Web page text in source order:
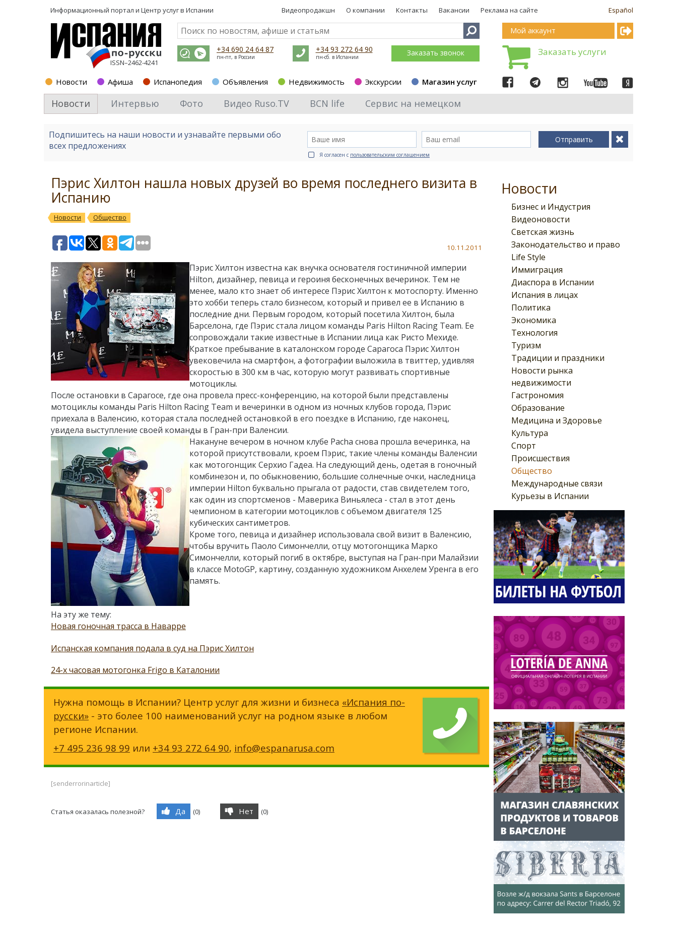
Информационный портал и Центр услуг в Испании Español
Видеопродакшн О компании Контакты Вакансии Реклама на сайте
ISSN–2462-4241
+34 690 24 64 87
пн-пт, в России
+34 93 272 64 90
пн-сб. в Испании Заказать звонок
Новости Афиша Испанопедия Объявления Недвижимость Экскурсии Магазин услуг
Мой аккаунт
Заказать услуги
Новости Интервью Фото Видео Ruso.TV BCN life Сервис на немецком
Подпишитесь на наши новости и узнавайте первыми обо
всех предложениях
Отправить
Я согласен с пользовательским соглашением
Новости
Бизнес и Индустрия
Видеоновости
Светская жизнь
Законодательство и право
Life Style
Иммиграция
Диаспора в Испании
Испания в лицах
Политика
Экономика
Технология
Туризм
Традиции и праздники
Новости рынка
недвижимости
Гастрономия
Образование
Медицина и Здоровье
Культура
Спорт
Происшествия
Общество
Международные связи
Курьезы в Испании
Пэрис Хилтон нашла новых друзей во время последнего визита в
Испанию
Новости Общество
10.11.2011
Пэрис Хилтон известна как внучка основателя гостиничной империи
Hilton, дизайнер, певица и героиня бесконечных вечеринок. Тем не
менее, мало кто знает об интересе Пэрис Хилтон к мотоспорту. Именно
это хобби теперь стало бизнесом, который и привел ее в Испанию в
последние дни. Первым городом, который посетила Хилтон, была
Барселона, где Пэрис стала лицом команды Paris Hilton Racing Team. Ее
сопровождали такие известные в Испании лица как Ристо Мехиде.
Краткое пребывание в каталонском городе Сарагоса Пэрис Хилтон
увековечила на смартфон, а фотографии выложила в твиттер, удивляя
скоростью в 300 км в час, которую могут развивать спортивные
мотоциклы.
После остановки в Сарагосе, где она провела пресс-конференцию, на которой были представлены
мотоциклы команды Paris Hilton Racing Team и вечеринки в одном из ночных клубов города, Пэрис
приехала в Валенсию, которая стала последней остановкой в его поездке в Испанию, где наконец,
увидела выступление своей команды в Гран-при Валенсии.
Накануне вечером в ночном клубе Pacha снова прошла вечеринка, на
которой присутствовали, кроем Пэрис, такие члены команды Валенсии
как мотогонщик Серхио Гадеа. На следующий день, одетая в гоночный
комбинезон и, по обыкновению, большие солнечные очки, наследница
империи Hilton буквально прыгала от радости, став свидетелем того,
как один из спортсменов - Маверика Виньялеса - стал в этот день
чемпионом в категории мотоциклов с объемом двигателя 125
кубических сантиметров.
Кроме того, певица и дизайнер использовала свой визит в Валенсию,
чтобы вручить Паоло Симончелли, отцу мотогонщика Марко
Симончелли, который погиб в октябре, выступая на Гран-при Малайзии
в классе MotoGP, картину, созданную художником Анхелем Уренга в его
память.
На эту же тему:
Новая гоночная трасса в Наварре
Испанская компания подала в суд на Пэрис Хилтон
24-х часовая мотогонка Frigo в Каталонии
Нужна помощь в Испании? Центр услуг для жизни и бизнеса «Испания по-
русски» - это более 100 наименований услуг на родном языке в любом
регионе Испании.
+7 495 236 98 99 или +34 93 272 64 90, info@espanarusa.com
[senderrorinarticle]
Статья оказалась полезной? Да (0) Нет (0)